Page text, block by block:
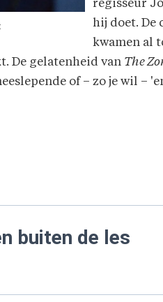
regisseur
hij doet. De
kwamen al
De gelatenheid van The
of – zo je wil –
buiten de les